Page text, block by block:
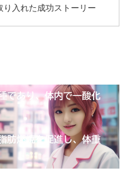
入れた成功ストーリー